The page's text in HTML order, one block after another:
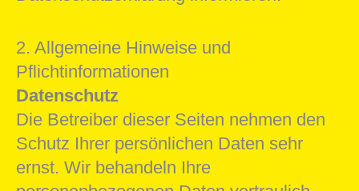
2. Allgemeine Hinweise und
Pflichtinformationen
Datenschutz
Die Betreiber dieser Seiten nehmen den
Schutz Ihrer persönlichen Daten sehr
ernst. Wir behandeln Ihre